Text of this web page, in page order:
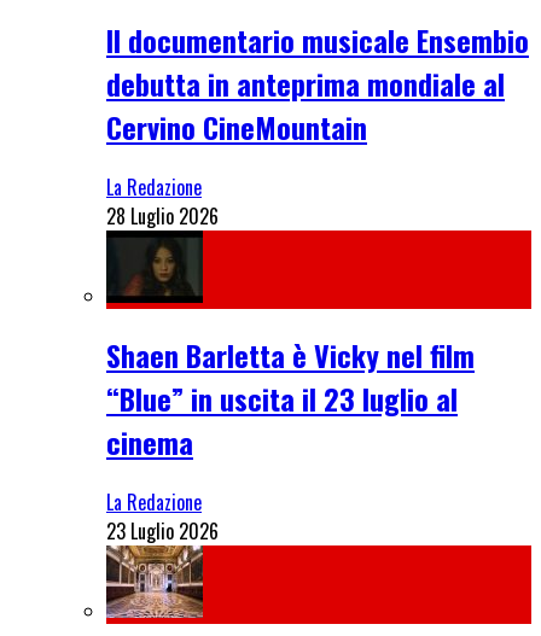
Il documentario musicale Ensembio
debutta in anteprima mondiale al
Cervino CineMountain
La Redazione
28 Luglio 2026
Shaen Barletta è Vicky nel film
“Blue” in uscita il 23 luglio al
cinema
La Redazione
23 Luglio 2026